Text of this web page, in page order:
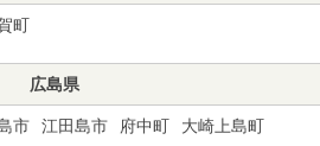
町
広島県
市 江田島市 府中町 大崎上島町